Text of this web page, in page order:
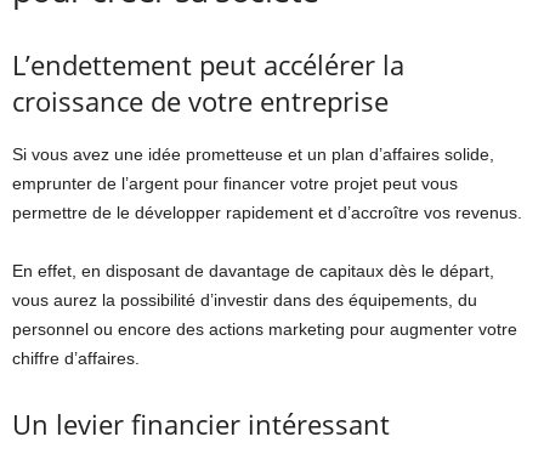
L’endettement peut accélérer la
croissance de votre entreprise
Si vous avez une idée prometteuse et un plan d’affaires solide,
emprunter de l’argent pour financer votre projet peut vous
permettre de le développer rapidement et d’accroître vos revenus.
En effet, en disposant de davantage de capitaux dès le départ,
vous aurez la possibilité d’investir dans des équipements, du
personnel ou encore des actions marketing pour augmenter votre
chiffre d’affaires.
Un levier financier intéressant